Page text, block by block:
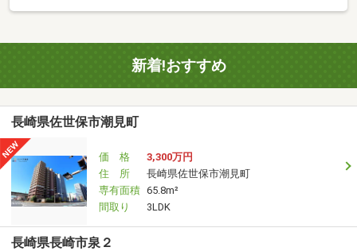
新着!おすすめ
長崎県佐世保市潮見町
価 格
3,300万円
住 所
長崎県佐世保市潮見町
専有面積 65.8m²
間取り
3LDK
長崎県長崎市泉２